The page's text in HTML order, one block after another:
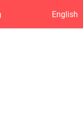
English